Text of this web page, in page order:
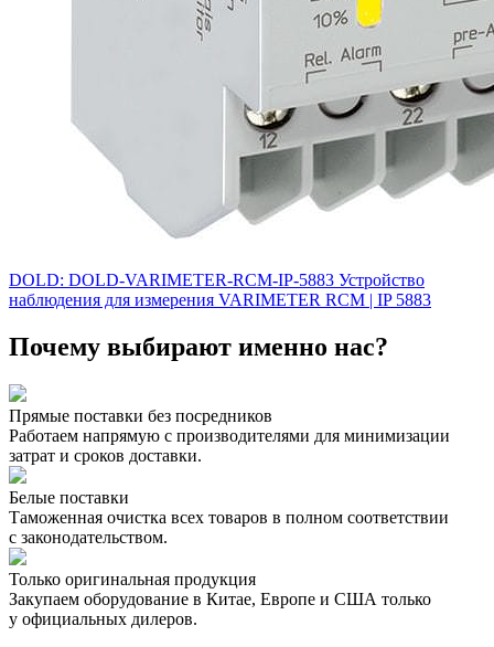
DOLD: DOLD-VARIMETER-RCM-IP-5883 Устройство
наблюдения для измерения VARIMETER RCM | IP 5883
Почему выбирают именно нас?
Прямые поставки без посредников
Работаем напрямую с производителями для минимизации
затрат и сроков доставки.
Белые поставки
Таможенная очистка всех товаров в полном соответствии
с законодательством.
Только оригинальная продукция
Закупаем оборудование в Китае, Европе и США только
у официальных дилеров.